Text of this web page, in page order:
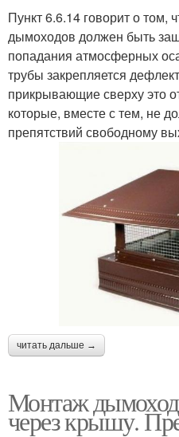
Пункт 6.6.14 говорит о том,
дымоходов должен быть
попадания атмосферных
трубы закрепляется
прикрывающие сверху это
которые, вместе с тем, не
препятствий свободному
читать дальше →
Монтаж
через крышу.